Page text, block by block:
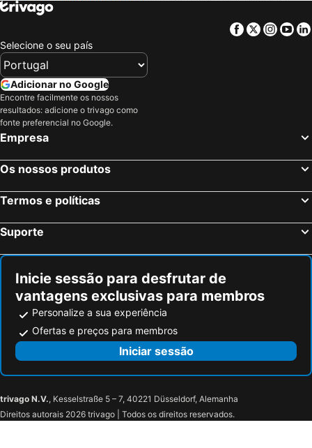
Facebook
Twitter
Selecione o seu país
Adicionar no Google
Encontre facilmente os nossos
resultados: adicione o trivago como
fonte preferencial no Google.
Empresa
Os nossos produtos
Termos e políticas
Suporte
Inicie sessão para desfrutar de
vantagens exclusivas para membros
Personalize a sua experiência
Ofertas e preços para membros
Iniciar sessão
trivago N.V., Kesselstraße 5 – 7, 40221 Düsseldorf, Alemanha
Direitos autorais 2026 trivago | Todos os direitos reservados.